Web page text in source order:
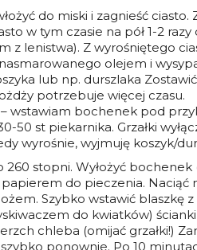
do miski i zagnieść
w tym czasie na pół 1-2
z lenistwa). Z wyrośniętego
olejem i
lub np. durszlaka
potrzebuje więcej czasu.
wstawiam bochenek pod
50 st piekarnika. Grzałki
wyrośnie, wyjmuję koszyk/
260 stopni. Wyłożyć
do pieczenia. Naciąć
Szybko wstawić blaszkę
do kwiatków)
chleba (omijać grzałki!)
szybko ponownie. Po 10